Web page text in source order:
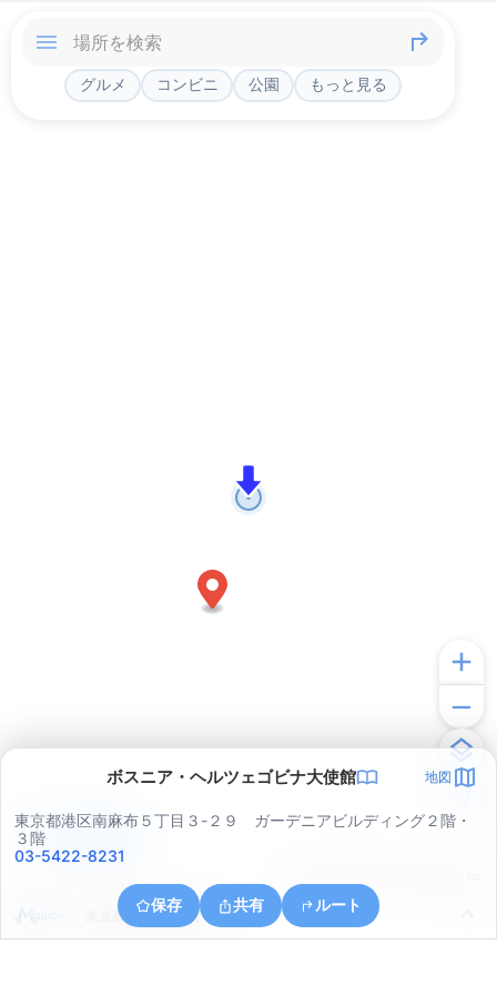
グルメ コンビニ 公園 もっと見る
ボスニア・ヘルツェゴビナ大使館 地図
東京都港区南麻布５丁目３-２９ ガーデニアビルディング２階・
３階
03-5422-8231
保存 共有 ルート
東京都港区赤坂９丁目７
アプリで見る